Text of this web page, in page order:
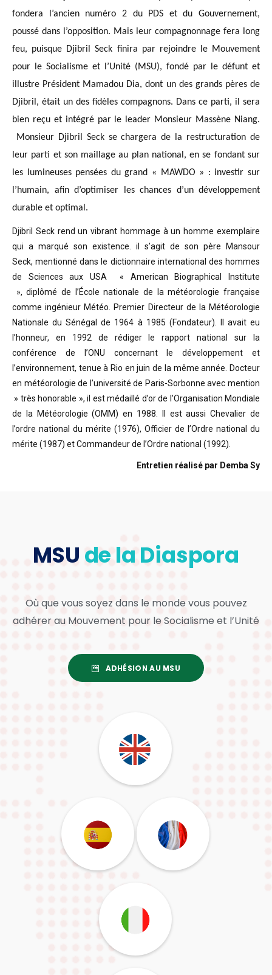
fondera l’ancien numéro 2 du PDS et du Gouvernement,
poussé dans l’opposition. Mais leur compagnonnage fera long
feu, puisque Djibril Seck finira par rejoindre le Mouvement
pour le Socialisme et l’Unité (MSU), fondé par le défunt et
illustre Président Mamadou Dia, dont un des grands pères de
Djibril, était un des fidèles compagnons. Dans ce parti, il sera
bien reçu et intégré par le leader Monsieur Massène Niang.
Monsieur Djibril Seck se chargera de la restructuration de
leur parti et son maillage au plan national, en se fondant sur
les lumineuses pensées du grand « MAWDO » : investir sur
l’humain, afin d’optimiser les chances d’un développement
durable et optimal.
Djibril Seck rend un vibrant hommage à un homme exemplaire
qui a marqué son existence. il s’agit de son père Mansour
Seck,mentionné dans le dictionnaire international des hommes
de Sciences aux USA « American Biographical Institute
», diplômé de l’École nationale de la météorologie française
comme ingénieur Météo. Premier Directeur de la Météorologie
Nationale du Sénégal de 1964 à 1985 (Fondateur). Il avait eu
l’honneur, en 1992 de rédiger le rapport national sur la
conférence de l’ONU concernant le développement et
l’environnement, tenue à Rio en juin de la même année.
Docteur
en météorologie de l’université de Paris-Sorbonne avec mention
» très honorable », il est médaillé d’or de l’Organisation Mondiale
de la Météorologie (OMM) en 1988. Il est aussi Chevalier de
l’ordre national du mérite (1976), Officier de l’Ordre national du
mérite (1987) et Commandeur de l’Ordre national (1992).
Entretien réalisé par Demba Sy
MSU de la Diaspora
Où que vous soyez dans le monde vous pouvez
adhérer au Mouvement pour le Socialisme et l’Unité
ADHÉSION AU MSU